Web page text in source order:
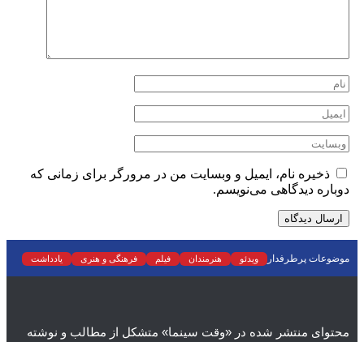
ذخیره نام، ایمیل و وبسایت من در مرورگر برای زمانی که
دوباره دیدگاهی می‌نویسم.
موضوعات پرطرفدار ویدئو هنرمندان فیلم فرهنگی و هنری
یادداشت
نمایش خانگی
نقد موسیقی سینما رادیو و تلویزیون
تجسمی
محتوای منتشر شده در «وقت سینما» متشکل از مطالب و نوشته